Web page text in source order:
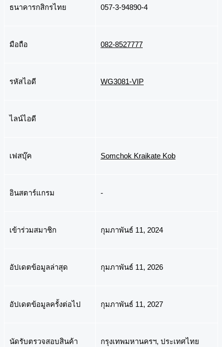
ธนาคารกสิกรไทย 057-3-94890-4
มือถือ 082-8527777
รหัสไอดี WG3081-VIP
ไลน์ไอดี
เฟสบุ๊ค Somchok Kraikate Kob
อินสตาร์แกรม -
เข้าร่วมสมาชิก กุมภาพันธ์ 11, 2024
อัปเดตข้อมูลล่าสุด กุมภาพันธ์ 11, 2026
อัปเดตข้อมูลครั้งต่อไป กุมภาพันธ์ 11, 2027
นัดรับตรวจสอบสินค้า กรุงเทพมหานครฯ, ประเทศไทย